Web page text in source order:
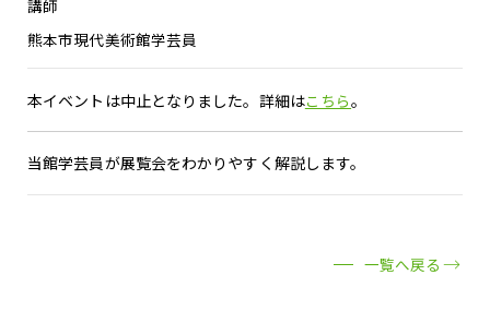
講師
熊本市現代美術館学芸員
本イベントは中止となりました。詳細はこちら。
当館学芸員が展覧会をわかりやすく解説します。
一覧へ戻る